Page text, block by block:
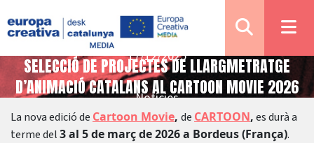
Notícies
SELECCIÓ DE PROJECTES DE LLARGMETRATGE
D’ANIMACIÓ CATALANS AL CARTOON MOVIE 2026
17/12/2025
La nova edició de Cartoon Movie, de CARTOON,es durà a
terme del3 al 5 de març de 2026 a Bordeus (França).